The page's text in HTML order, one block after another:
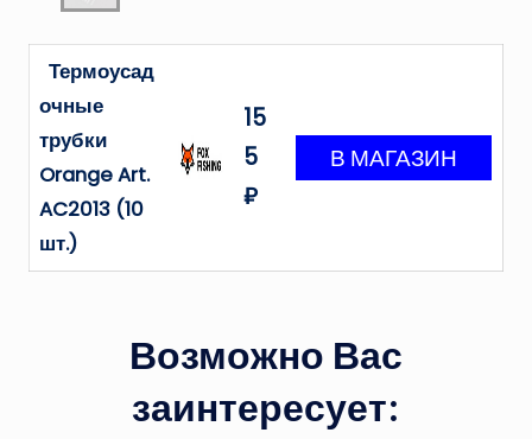
Термоусад
очные
трубки
Orange Art.
AC2013 (10
шт.)
15
5
₽
Возможно Вас
заинтересует: